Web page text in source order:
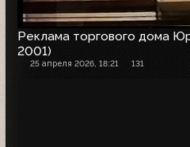
Реклама торгового дома
2001)
25 апреля 2026, 18:21 131